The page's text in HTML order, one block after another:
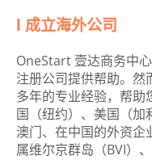
l 成立海外公司
OneStart 壹达商务中
注册公司提供帮助。然
多年的专业经验，帮助
国（纽约）、美国（加
澳门、在中国的外资企
属维尔京群岛（BVI）